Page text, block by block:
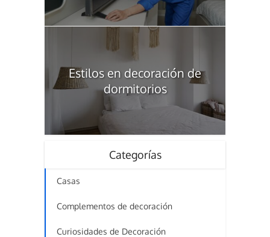
Estilos en decoración de
dormitorios
Categorías
Casas
Complementos de decoración
Curiosidades de Decoración